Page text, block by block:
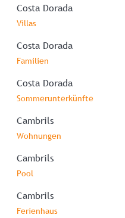
Costa Dorada
Villas
Costa Dorada
Familien
Costa Dorada
Sommerunterkünfte
Cambrils
Wohnungen
Cambrils
Pool
Cambrils
Ferienhaus